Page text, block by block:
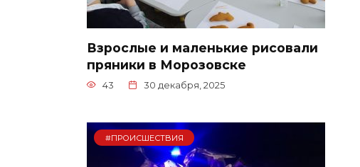
Взрослые и маленькие рисовали
пряники в Морозовске
43 30 декабря, 2025
#ПРОИСШЕСТВИЯ